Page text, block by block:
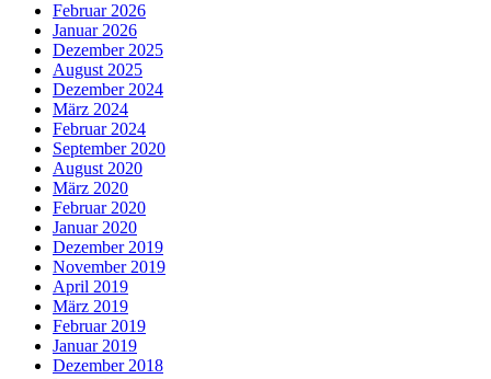
Februar 2026
Januar 2026
Dezember 2025
August 2025
Dezember 2024
März 2024
Februar 2024
September 2020
August 2020
März 2020
Februar 2020
Januar 2020
Dezember 2019
November 2019
April 2019
März 2019
Februar 2019
Januar 2019
Dezember 2018